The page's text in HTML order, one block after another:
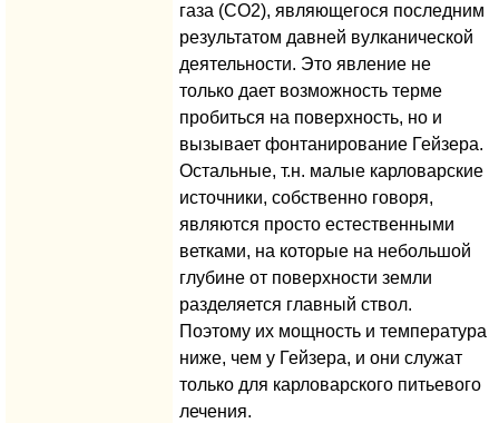
газа (СО2), являющегося последним
результатом давней вулканической
деятельности. Это явление не
только дает возможность терме
пробиться на поверхность, но и
вызывает фонтанирование Гейзера.
Остальные, т.н. малые карловарские
источники, собственно говоря,
являются просто естественными
ветками, на которые на небольшой
глубине от поверхности земли
разделяется главный ствол.
Поэтому их мощность и температура
ниже, чем у Гейзера, и они служат
только для карловарского питьевого
лечения.